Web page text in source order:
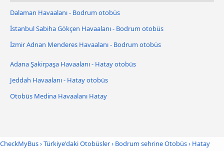
Dalaman Havaalanı - Bodrum otobüs
İstanbul Sabiha Gökçen Havaalanı - Bodrum otobüs
İzmir Adnan Menderes Havaalanı - Bodrum otobüs
Adana Şakirpaşa Havaalanı - Hatay otobüs
Jeddah Havaalanı - Hatay otobüs
Otobüs Medina Havaalanı Hatay
CheckMyBus›Türkiye'daki Otobüsler› Bodrum sehrine Otobüs› Hatay